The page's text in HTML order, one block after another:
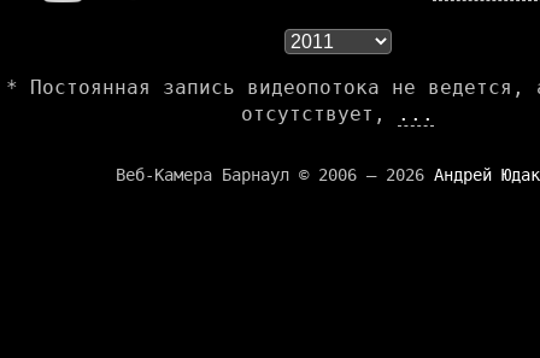
* Постоянная запись видеопотока не ведется,
отсутствует,
...
Веб-Камера Барнаул © 2006 — 2026 Андрей